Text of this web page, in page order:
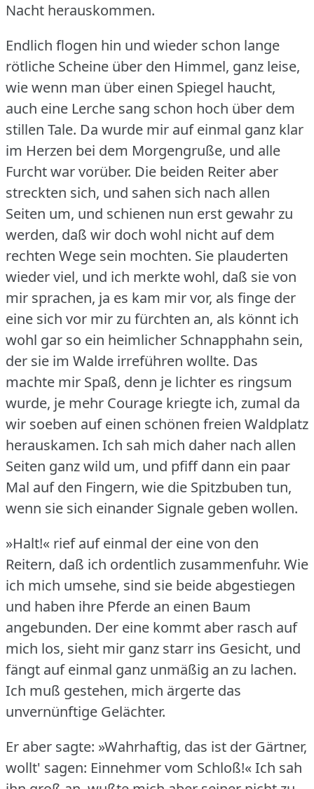
Nacht herauskommen.
Endlich flogen hin und wieder schon lange
rötliche Scheine über den Himmel, ganz leise,
wie wenn man über einen Spiegel haucht,
auch eine Lerche sang schon hoch über dem
stillen Tale. Da wurde mir auf einmal ganz klar
im Herzen bei dem Morgengruße, und alle
Furcht war vorüber. Die beiden Reiter aber
streckten sich, und sahen sich nach allen
Seiten um, und schienen nun erst gewahr zu
werden, daß wir doch wohl nicht auf dem
rechten Wege sein mochten. Sie plauderten
wieder viel, und ich merkte wohl, daß sie von
mir sprachen, ja es kam mir vor, als finge der
eine sich vor mir zu fürchten an, als könnt ich
wohl gar so ein heimlicher Schnapphahn sein,
der sie im Walde irreführen wollte. Das
machte mir Spaß, denn je lichter es ringsum
wurde, je mehr Courage kriegte ich, zumal da
wir soeben auf einen schönen freien Waldplatz
herauskamen. Ich sah mich daher nach allen
Seiten ganz wild um, und pfiff dann ein paar
Mal auf den Fingern, wie die Spitzbuben tun,
wenn sie sich einander Signale geben wollen.
»Halt!« rief auf einmal der eine von den
Reitern, daß ich ordentlich zusammenfuhr. Wie
ich mich umsehe, sind sie beide abgestiegen
und haben ihre Pferde an einen Baum
angebunden. Der eine kommt aber rasch auf
mich los, sieht mir ganz starr ins Gesicht, und
fängt auf einmal ganz unmäßig an zu lachen.
Ich muß gestehen, mich ärgerte das
unvernünftige Gelächter.
Er aber sagte: »Wahrhaftig, das ist der Gärtner,
wollt' sagen: Einnehmer vom Schloß!«Ich sah